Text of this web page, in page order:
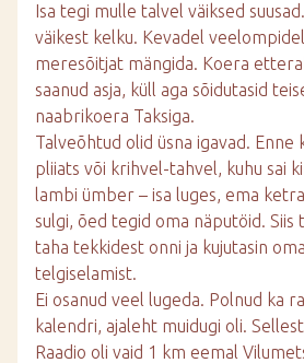
Isa tegi mulle talvel väiksed
väikest kelku. Kevadel
meresõitjat mängida. Koera
saanud asja, küll aga sõidutasid
naabrikoera Taksiga.
Talveõhtud olid üsna igavad. Enne
pliiats või krihvel-tahvel, kuhu sai
lambi ümber – isa luges, ema
sulgi, õed tegid oma näputöid. Siis
taha tekkidest onni ja kujutasin
telgiselamist.
Ei osanud veel lugeda. Polnud ka
kalendri, ajaleht muidugi oli.
Raadio oli vaid 1 km eemal